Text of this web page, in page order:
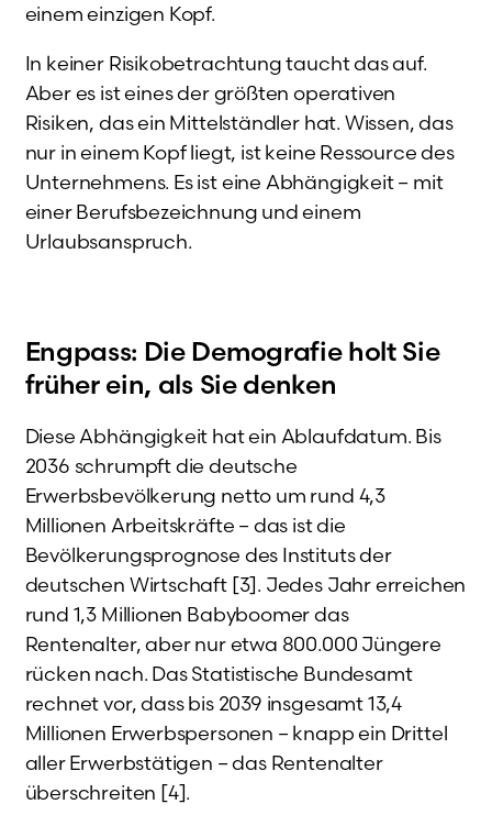
einem einzigen Kopf.
In keiner Risikobetrachtung taucht das auf.
Aber es ist eines der größten operativen
Risiken, das ein Mittelständler hat. Wissen, das
nur in einem Kopf liegt, ist keine Ressource des
Unternehmens. Es ist eine Abhängigkeit – mit
einer Berufsbezeichnung und einem
Urlaubsanspruch.
Engpass: Die Demografie holt Sie
früher ein, als Sie denken
Diese Abhängigkeit hat ein Ablaufdatum. Bis
2036 schrumpft die deutsche
Erwerbsbevölkerung netto um rund 4,3
Millionen Arbeitskräfte – das ist die
Bevölkerungsprognose des Instituts der
deutschen Wirtschaft [3]. Jedes Jahr erreichen
rund 1,3 Millionen Babyboomer das
Rentenalter, aber nur etwa 800.000 Jüngere
rücken nach. Das Statistische Bundesamt
rechnet vor, dass bis 2039 insgesamt 13,4
Millionen Erwerbspersonen – knapp ein Drittel
aller Erwerbstätigen – das Rentenalter
überschreiten [4].